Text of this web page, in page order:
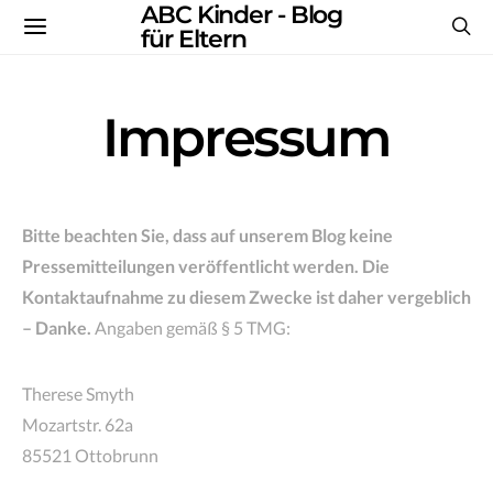
ABC Kinder - Blog
für Eltern
Impressum
Bitte beachten Sie, dass auf unserem Blog keine
Pressemitteilungen veröffentlicht werden. Die
Kontaktaufnahme zu diesem Zwecke ist daher vergeblich
– Danke. Angaben gemäß § 5 TMG:
Therese Smyth
Mozartstr. 62a
85521 Ottobrunn